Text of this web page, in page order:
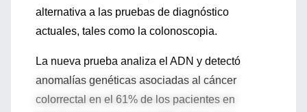
alternativa a las pruebas de diagnóstico
actuales, tales como la colonoscopia.
La nueva prueba analiza el ADN y detectó
anomalías genéticas asociadas al cáncer
colorrectal en el 61% de los pacientes en